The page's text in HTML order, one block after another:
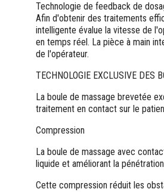
Technologie de feedback de
Afin d'obtenir des traitements
intelligente évalue la vitesse de
en temps réel. La pièce à main
de l'opérateur.
TECHNOLOGIE EXCLUSIVE DES
La boule de massage brevetée
traitement en contact sur le
Compression
La boule de massage avec
liquide et améliorant la
Cette compression réduit les